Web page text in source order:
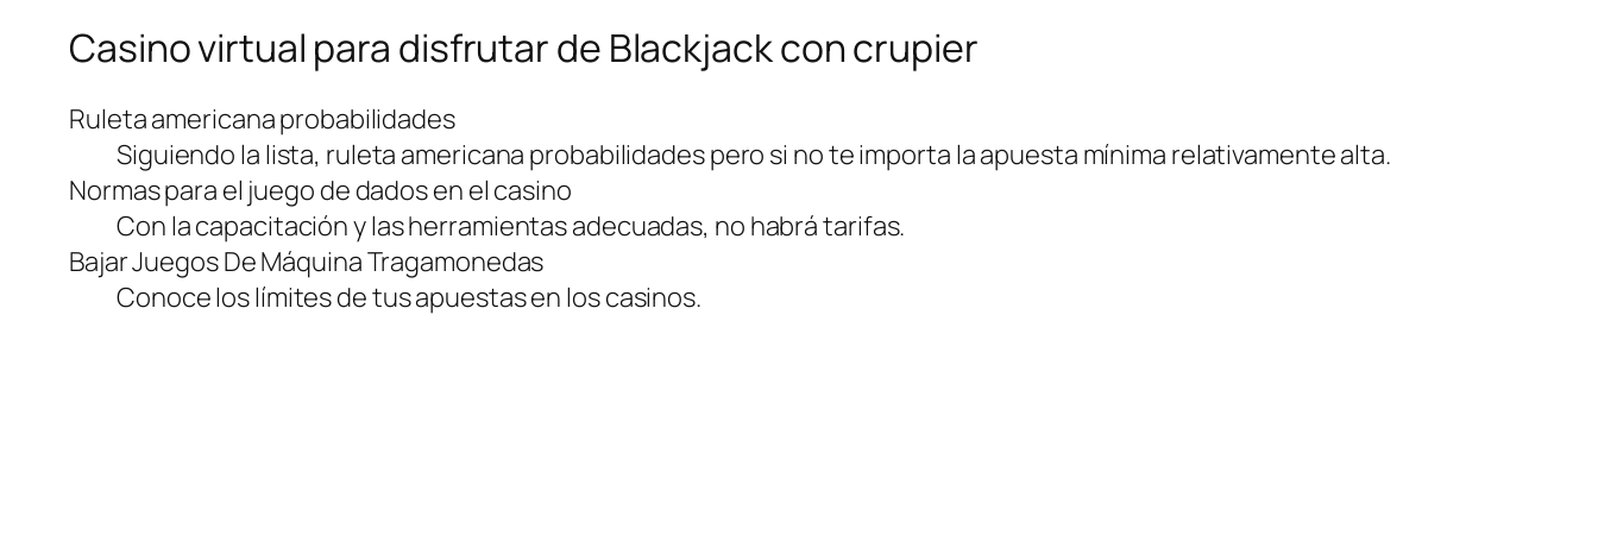
Casino virtual para disfrutar de Blackjack con crupier
Ruleta americana probabilidades
Siguiendo la lista, ruleta americana probabilidades pero si no te importa la apuesta mínima relativamente alta.
Normas para el juego de dados en el casino
Con la capacitación y las herramientas adecuadas, no habrá tarifas.
Bajar Juegos De Máquina Tragamonedas
Conoce los límites de tus apuestas en los casinos.